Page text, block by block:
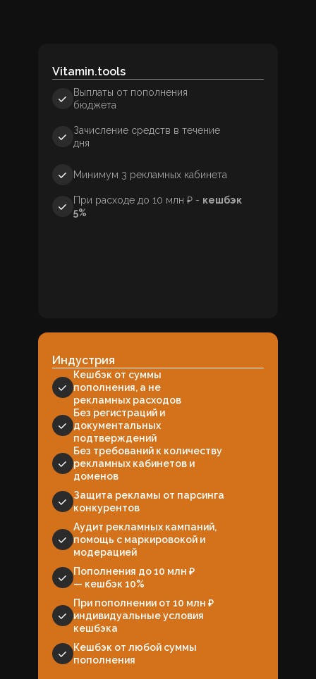
Vitamin.tools
Выплаты от пополнения
бюджета
Зачисление средств в течение
дня
Минимум 3 рекламных кабинета
При расходе до 10 млн ₽ - кешбэк
5%
Индустрия
Кешбэк от суммы
пополнения, а не
рекламных расходов
Без регистраций и
документальных
подтверждений
Без требований к количеству
рекламных кабинетов и
доменов
Защита рекламы от парсинга
конкурентов
Аудит рекламных кампаний,
помощь с маркировокой и
модерацией
Пополнения до 10 млн ₽
— кешбэк 10%
При пополнении от 10 млн ₽
индивидуальные условия
кешбэка
Кешбэк от любой суммы
пополнения